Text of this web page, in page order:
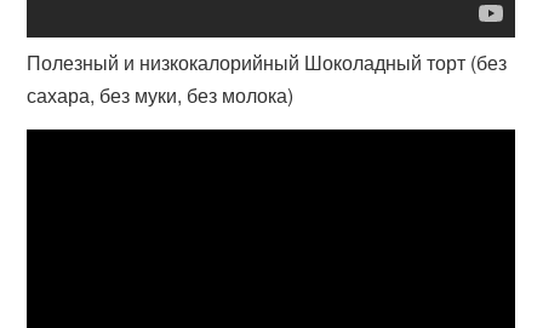
Полезный и низкокалорийный Шоколадный торт (без
сахара, без муки, без молока)